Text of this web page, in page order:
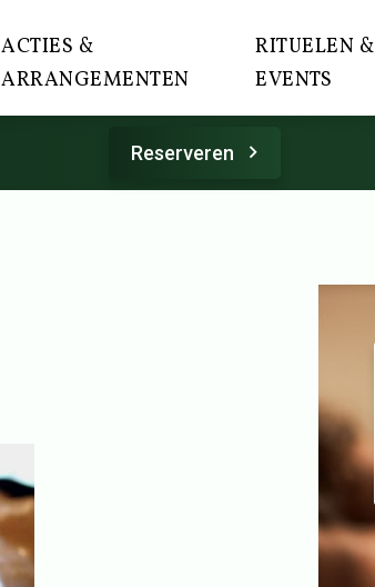
ACTIES &
ARRANGEMENTEN
RITUELEN &
EVENTS
Reserveren